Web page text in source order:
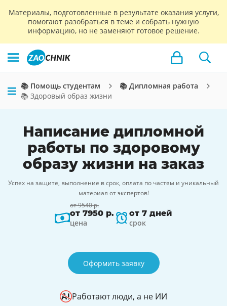
Материалы, подготовленные в результате оказания услуги,
помогают разобраться в теме и собрать нужную
информацию, но не заменяют готовое решение.
📚 Помощь студентам
📚 Дипломная работа
📚 Здоровый образ жизни
Написание дипломной
работы по здоровому
образу жизни на заказ
Успех на защите, выполнение в срок, оплата по частям и уникальный
материал от экспертов!
от 9540 р.
от 7950 р.
цена
от 7 дней
срок
Оформить заявку
Работают люди, а не ИИ